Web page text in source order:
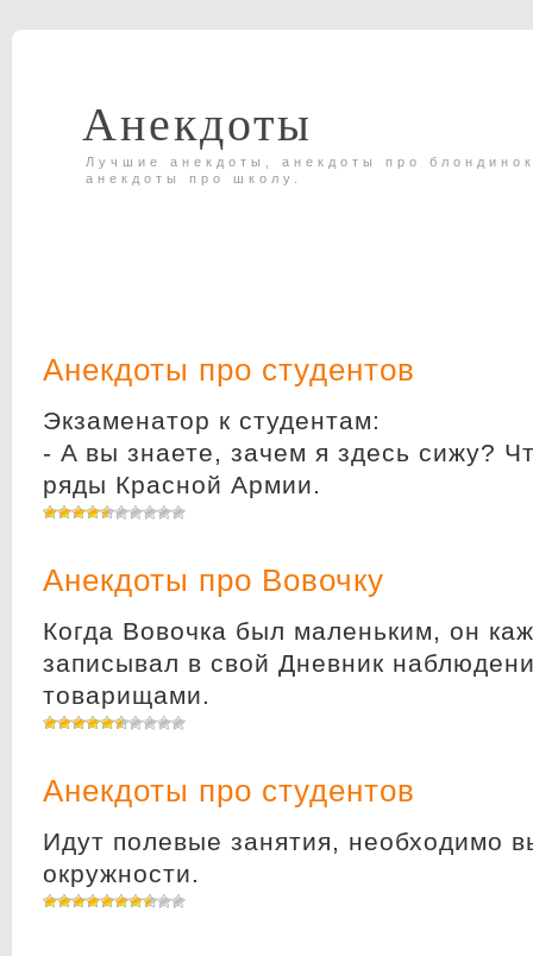
Анекдоты
Лучшие анекдоты, анекдоты про
анекдоты про школу.
Анекдоты про студентов
Экзаменатор к студентам:
- A вы знаете, зачем я здесь сижу?
ряды Красной Армии.
Анекдоты про Вовочку
Когда Вовочка был маленьким, он
записывал в свой Дневник
товарищами.
Анекдоты про студентов
Идут полевые занятия, необходимо
окружности.